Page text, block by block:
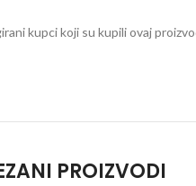
kupci koji su kupili ovaj
PROIZVODI